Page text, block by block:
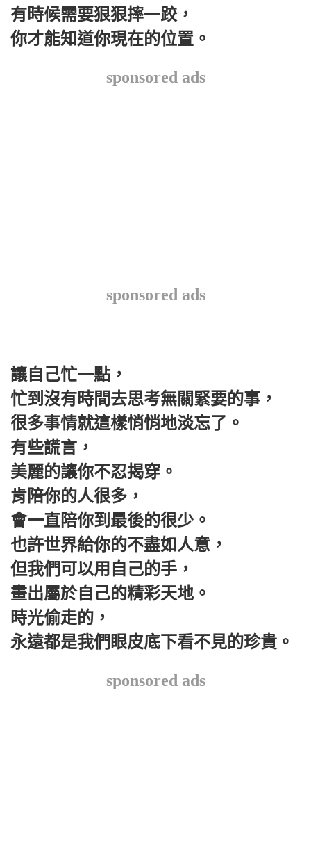
有時候需要狠狠摔一跤，
你才能知道你現在的位置。
sponsored ads
sponsored ads
讓自己忙一點，
忙到沒有時間去思考無關緊要的事，
很多事情就這樣悄悄地淡忘了。
有些謊言，
美麗的讓你不忍揭穿。
肯陪你的人很多，
會一直陪你到最後的很少。
也許世界給你的不盡如人意，
但我們可以用自己的手，
畫出屬於自己的精彩天地。
時光偷走的，
永遠都是我們眼皮底下看不見的珍貴。
sponsored ads